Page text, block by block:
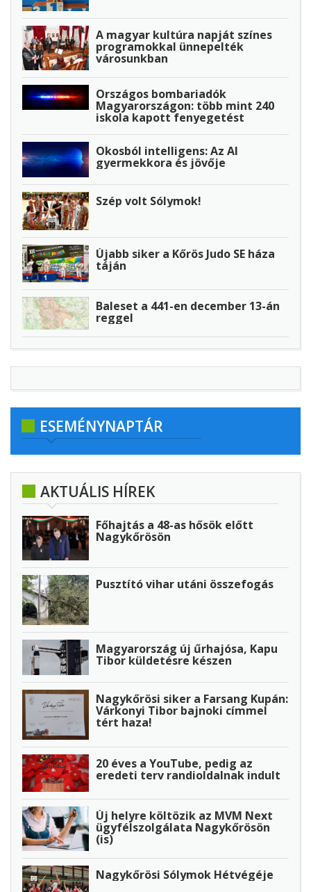
A magyar kultúra napját színes
programokkal ünnepelték
városunkban
Országos bombariadók
Magyarországon: több mint 240
iskola kapott fenyegetést
Okosból intelligens: Az AI
gyermekkora és jövője
Szép volt Sólymok!
Újabb siker a Kőrös Judo SE háza
táján
Baleset a 441-en december 13-án
reggel
ESEMÉNYNAPTÁR
AKTUÁLIS HÍREK
Főhajtás a 48-as hősök előtt
Nagykőrösön
Pusztító vihar utáni összefogás
Magyarország új űrhajósa, Kapu
Tibor küldetésre készen
Nagykőrösi siker a Farsang Kupán:
Várkonyi Tibor bajnoki címmel
tért haza!
20 éves a YouTube, pedig az
eredeti terv randioldalnak indult
Új helyre költözik az MVM Next
ügyfélszolgálata Nagykőrösön
(is)
Nagykőrösi Sólymok Hétvégéje